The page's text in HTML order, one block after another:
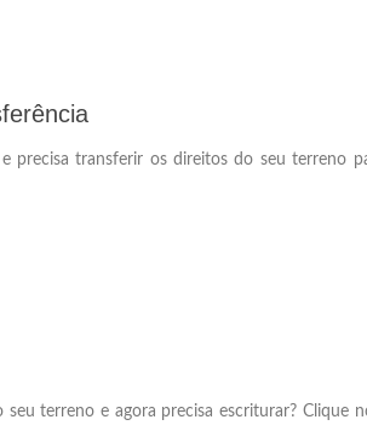
precisa transferir os direitos do seu terreno
terreno e agora precisa escriturar?